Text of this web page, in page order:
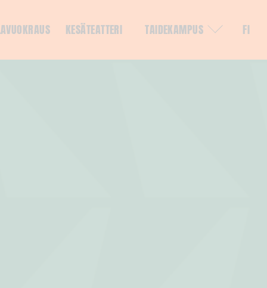
KESÄTEATTERI TAIDEKAMPUS FI